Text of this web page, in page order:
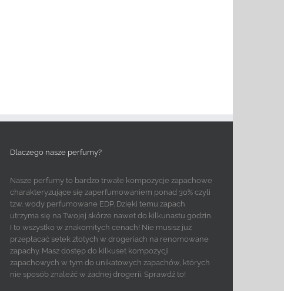
Dlaczego nasze perfumy?
Nasze perfumy to bardzo trwałe kompozycje zapachowe
charakteryzujące się zaperfumowaniem ponad 30% czyli
tzw. wody perfumowane EDP. Dzięki temu zapach
utrzyma się na Twojej skórze nawet do kilkunastu godzin.
I to wszystko w znakomitych cenach! Nie musisz już
przepłacać setek złotych w drogeriach na renomowane
zapachy. Masz dostęp do kilkuset kompozycji
zapachowych w tym do unikatowych zapachów, których
nie sposób znaleźć w żadnej drogerii. Sprawdź to!